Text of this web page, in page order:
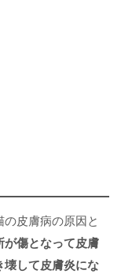
の皮膚病の原因と
が傷となって皮膚
して皮膚炎にな